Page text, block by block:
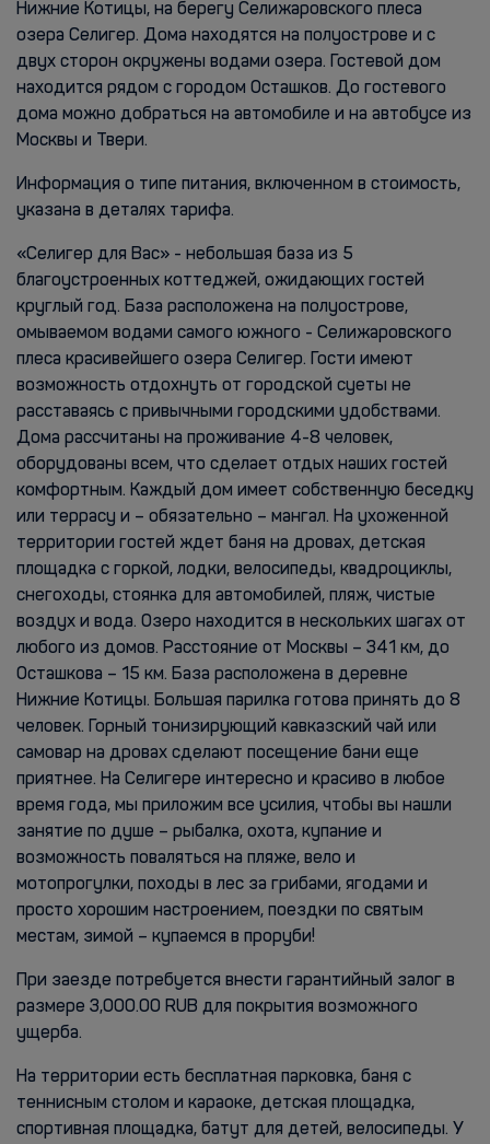
Нижние Котицы, на берегу Селижаровского плеса
озера Селигер. Дома находятся на полуострове и с
двух сторон окружены водами озера. Гостевой дом
находится рядом с городом Осташков. До гостевого
дома можно добраться на автомобиле и на автобусе из
Москвы и Твери.
Информация о типе питания, включенном в стоимость,
указана в деталях тарифа.
«Селигер для Вас» - небольшая база из 5
благоустроенных коттеджей, ожидающих гостей
круглый год. База расположена на полуострове,
омываемом водами самого южного - Селижаровского
плеса красивейшего озера Селигер. Гости имеют
возможность отдохнуть от городской суеты не
расставаясь с привычными городскими удобствами.
Дома рассчитаны на проживание 4-8 человек,
оборудованы всем, что сделает отдых наших гостей
комфортным. Каждый дом имеет собственную беседку
или террасу и – обязательно – мангал. На ухоженной
территории гостей ждет баня на дровах, детская
площадка с горкой, лодки, велосипеды, квадроциклы,
снегоходы, стоянка для автомобилей, пляж, чистые
воздух и вода. Озеро находится в нескольких шагах от
любого из домов. Расстояние от Москвы – 341 км, до
Осташкова – 15 км. База расположена в деревне
Нижние Котицы. Большая парилка готова принять до 8
человек. Горный тонизирующий кавказский чай или
самовар на дровах сделают посещение бани еще
приятнее. На Селигере интересно и красиво в любое
время года, мы приложим все усилия, чтобы вы нашли
занятие по душе – рыбалка, охота, купание и
возможность поваляться на пляже, вело и
мотопрогулки, походы в лес за грибами, ягодами и
просто хорошим настроением, поездки по святым
местам, зимой – купаемся в проруби!
При заезде потребуется внести гарантийный залог в
размере 3,000.00 RUB для покрытия возможного
ущерба.
На территории есть бесплатная парковка, баня с
теннисным столом и караоке, детская площадка,
спортивная площадка, батут для детей, велосипеды. У